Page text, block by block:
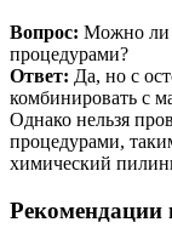
Вопрос: Можно ли
процедурами?
Ответ: Да, но с
комбинировать с
Однако нельзя
процедурами,
химический
Рекомендации